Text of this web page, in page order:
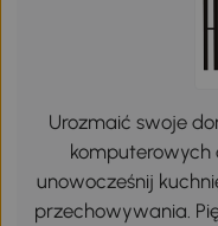
Urozmaić swoje
komputerowych
unowocześnij
przechowywania.